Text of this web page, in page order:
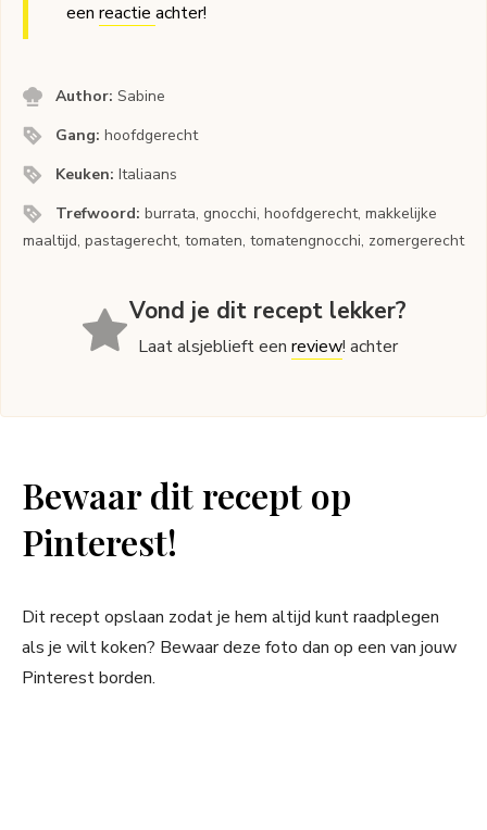
een reactie achter!
Author:Sabine
Gang:hoofdgerecht
Keuken:Italiaans
Trefwoord:burrata, gnocchi, hoofdgerecht, makkelijke
maaltijd, pastagerecht, tomaten, tomatengnocchi, zomergerecht
Vond je dit recept lekker?
Laat alsjeblieft eenreview! achter
Bewaar dit recept op
Pinterest!
Dit recept opslaan zodat je hem altijd kunt raadplegen
als je wilt koken? Bewaar deze foto dan op een van jouw
Pinterest borden.